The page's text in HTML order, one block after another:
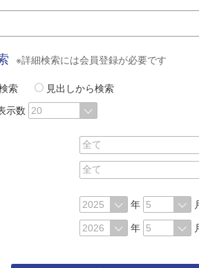
※詳細検索には会員登録が必要です
索
見出しから検索
示数
年
年